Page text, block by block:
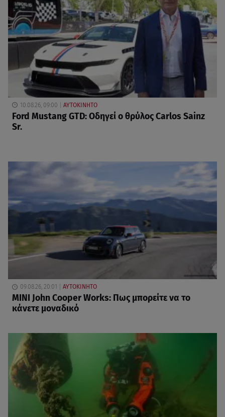
10.08.26, 09:00 ΑΥΤΟΚΙΝΗΤΟ
Ford Mustang GTD: Οδηγεί ο θρύλος Carlos Sainz
Sr.
09.08.26, 20:01 ΑΥΤΟΚΙΝΗΤΟ
MINI John Cooper Works: Πως μπορείτε να το
κάνετε μοναδικό